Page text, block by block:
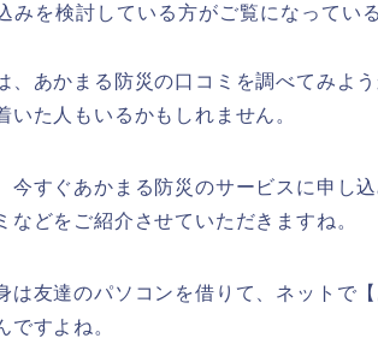
みを検討している方がご覧になってい
、あかまる防災の口コミを調べてみよ
いた人もいるかもしれません。
今すぐあかまる防災のサービスに申し
などをご紹介させていただきますね。
は友達のパソコンを借りて、ネットで
ですよね。